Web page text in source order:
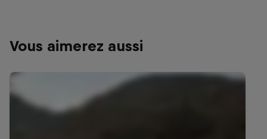
Vous aimerez aussi